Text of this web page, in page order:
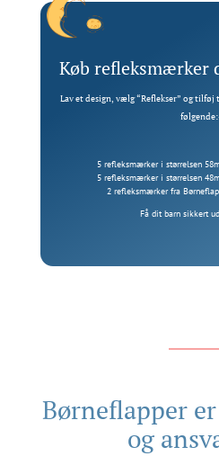
Køb refleksmærker
Lav et design, vælg “Reflekser” og
5 refleksmærker i størrelsen
5 refleksmærker i størrelsen
2 refleksmærker fra
Få dit barn sikkert
Børneflapper
og